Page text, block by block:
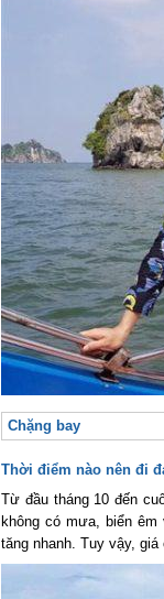
Chặng bay
Thời điểm nào nên đi
Từ đầu tháng 10 đến
không có mưa, biển êm
tăng nhanh. Tuy vậy, giá